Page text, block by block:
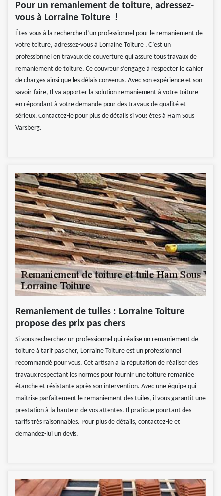
Pour un remaniement de toiture, adressez-
vous à Lorraine Toiture !
Êtes-vous à la recherche d’un professionnel pour le remaniement de
votre toiture, adressez-vous à Lorraine Toiture . C’est un
professionnel en travaux de couverture qui assure tous travaux de
remaniement de toiture. Ce couvreur s’engage à respecter le cahier
de charges ainsi que les délais convenus. Avec son expérience et son
savoir-faire, Il va apporter la solution remaniement à votre toiture
en répondant à votre demande pour des travaux de qualité et
sérieux. Contactez-le pour plus de détails si vous êtes à Ham Sous
Varsberg.
Remaniement de tuiles : Lorraine Toiture
propose des prix pas chers
Si vous recherchez un professionnel qui réalise un remaniement de
toiture à tarif pas cher, Lorraine Toiture est un professionnel
recommandé pour vous. Cet artisan a la réputation de réaliser des
travaux respectant les normes pour fournir une toiture remaniée
étanche et résistante après son intervention. Avec une équipe qui
maitrise parfaitement le remaniement des tuiles, il vous garantit une
prestation à la hauteur de vos attentes. Il pratique pourtant des
tarifs très raisonnables. Pour plus de détails, contactez-le et
demandez-lui un devis.